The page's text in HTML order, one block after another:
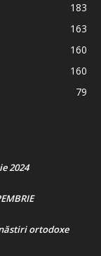
183
163
160
160
79
2024
ortodoxe